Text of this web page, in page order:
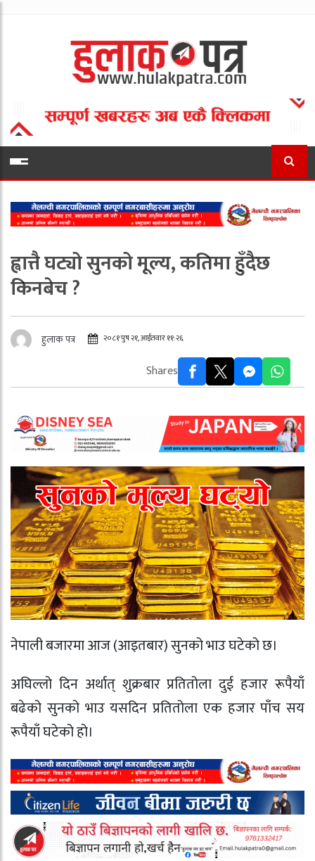
ह्वात्तै घट्यो सुनको मूल्य, कतिमा हुँदैछ
किनबेच ?
हुलाक पत्र २०८१ पुष २१, आईतवार ११:२६
Shares
नेपाली बजारमा आज (आइतबार) सुनको भाउ घटेको छ।
अघिल्लो दिन अर्थात् शुक्रबार प्रतितोला दुई हजार रूपैयाँ
बढेको सुनको भाउ यसदिन प्रतितोला एक हजार पाँच सय
रूपैयाँ घटेको हो।